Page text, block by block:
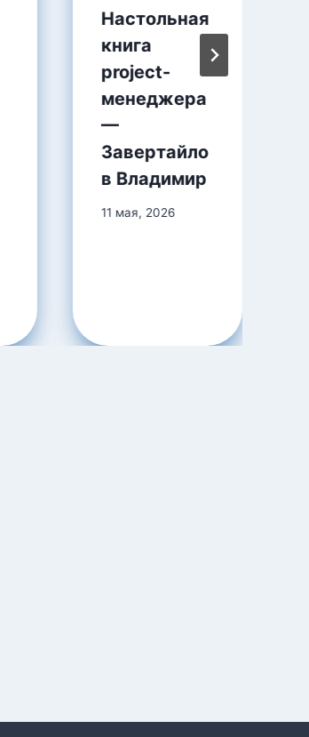
Настольная
книга
project-
менеджера
—
Завертайло
в Владимир
11 мая, 2026